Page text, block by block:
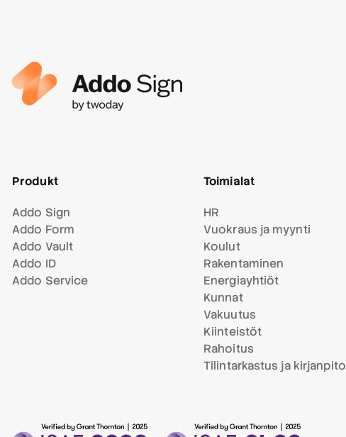
Produkt
Addo Sign
Addo Form
Addo Vault
Addo ID
Addo Service
Toimialat
HR
Vuokraus ja myynti
Koulut
Rakentaminen
Energiayhtiöt
Kunnat
Vakuutus
Kiinteistöt
Rahoitus
Tilintarkastus ja kirjanpito